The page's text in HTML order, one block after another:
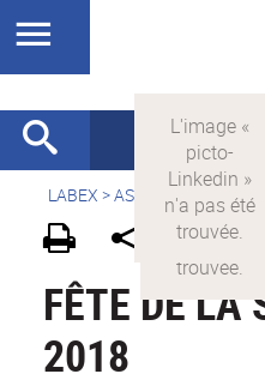
LABEX >ASLAN > Version
FÊTE DE LA
2018